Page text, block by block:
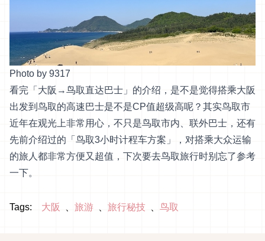
Photo by 9317
看完「大阪→鸟取直达巴士」的介绍，是不是觉得搭乘大阪
出发到鸟取的高速巴士是不是CP值超级高呢？其实鸟取市
近年在观光上非常用心，不只是鸟取市内、联外巴士，还有
先前介绍过的「鸟取3小时计程车方案」，对搭乘大众运输
的旅人都非常方便又超值，下次要去鸟取旅行时别忘了参考
一下。
Tags: 大阪 旅游 旅行秘技 鸟取